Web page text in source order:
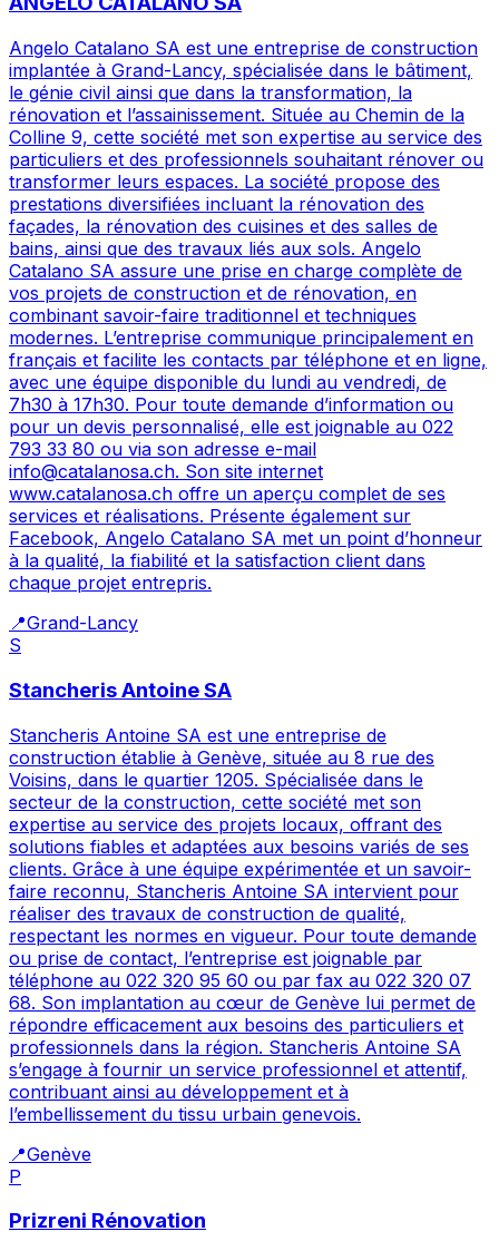
Angelo Catalano SA est une entreprise de construction
implantée à Grand-Lancy, spécialisée dans le bâtiment,
le génie civil ainsi que dans la transformation, la
rénovation et l’assainissement. Située au Chemin de la
Colline 9, cette société met son expertise au service des
particuliers et des professionnels souhaitant rénover ou
transformer leurs espaces. La société propose des
prestations diversifiées incluant la rénovation des
façades, la rénovation des cuisines et des salles de
bains, ainsi que des travaux liés aux sols. Angelo
Catalano SA assure une prise en charge complète de
vos projets de construction et de rénovation, en
combinant savoir-faire traditionnel et techniques
modernes. L’entreprise communique principalement en
français et facilite les contacts par téléphone et en ligne,
avec une équipe disponible du lundi au vendredi, de
7h30 à 17h30. Pour toute demande d’information ou
pour un devis personnalisé, elle est joignable au 022
793 33 80 ou via son adresse e-mail
info@catalanosa.ch. Son site internet
www.catalanosa.ch offre un aperçu complet de ses
services et réalisations. Présente également sur
Facebook, Angelo Catalano SA met un point d’honneur
à la qualité, la fiabilité et la satisfaction client dans
chaque projet entrepris.
📍Grand-Lancy
S
Stancheris Antoine SA
Stancheris Antoine SA est une entreprise de
construction établie à Genève, située au 8 rue des
Voisins, dans le quartier 1205. Spécialisée dans le
secteur de la construction, cette société met son
expertise au service des projets locaux, offrant des
solutions fiables et adaptées aux besoins variés de ses
clients. Grâce à une équipe expérimentée et un savoir-
faire reconnu, Stancheris Antoine SA intervient pour
réaliser des travaux de construction de qualité,
respectant les normes en vigueur. Pour toute demande
ou prise de contact, l’entreprise est joignable par
téléphone au 022 320 95 60 ou par fax au 022 320 07
68. Son implantation au cœur de Genève lui permet de
répondre efficacement aux besoins des particuliers et
professionnels dans la région. Stancheris Antoine SA
s’engage à fournir un service professionnel et attentif,
contribuant ainsi au développement et à
l’embellissement du tissu urbain genevois.
📍Genève
P
Prizreni Rénovation